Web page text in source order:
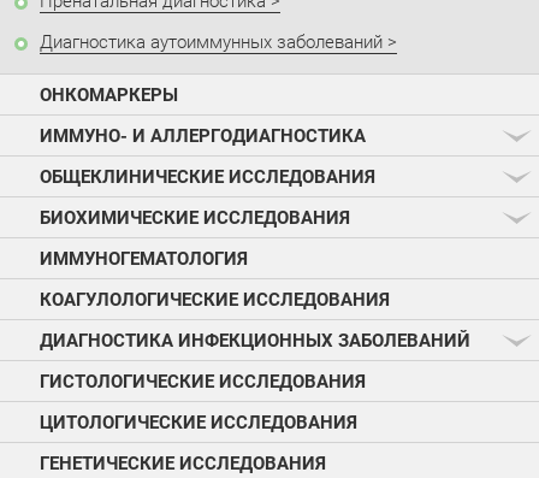
Диагностика аутоиммунных заболеваний
ОНКОМАРКЕРЫ
ИММУНО- И АЛЛЕРГОДИАГНОСТИКА
ОБЩЕКЛИНИЧЕСКИЕ ИССЛЕДОВАНИЯ
БИОХИМИЧЕСКИЕ ИССЛЕДОВАНИЯ
ИММУНОГЕМАТОЛОГИЯ
КОАГУЛОЛОГИЧЕСКИЕ ИССЛЕДОВАНИЯ
ДИАГНОСТИКА ИНФЕКЦИОННЫХ ЗАБОЛЕВАНИЙ
ГИСТОЛОГИЧЕСКИЕ ИССЛЕДОВАНИЯ
ЦИТОЛОГИЧЕСКИЕ ИССЛЕДОВАНИЯ
ГЕНЕТИЧЕСКИЕ ИССЛЕДОВАНИЯ